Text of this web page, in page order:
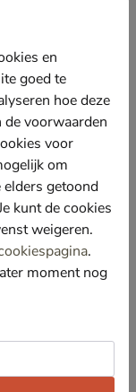
elke outfit
de
vegan
fijn aanvoelt en
blijven de
Fit-voetbed
de voetboog
tussenzool.
voor betere
en
goed te
hoe deze
voorwaarden
voor
om
elders getoond
kunt de cookies
weigeren.
.
moment nog